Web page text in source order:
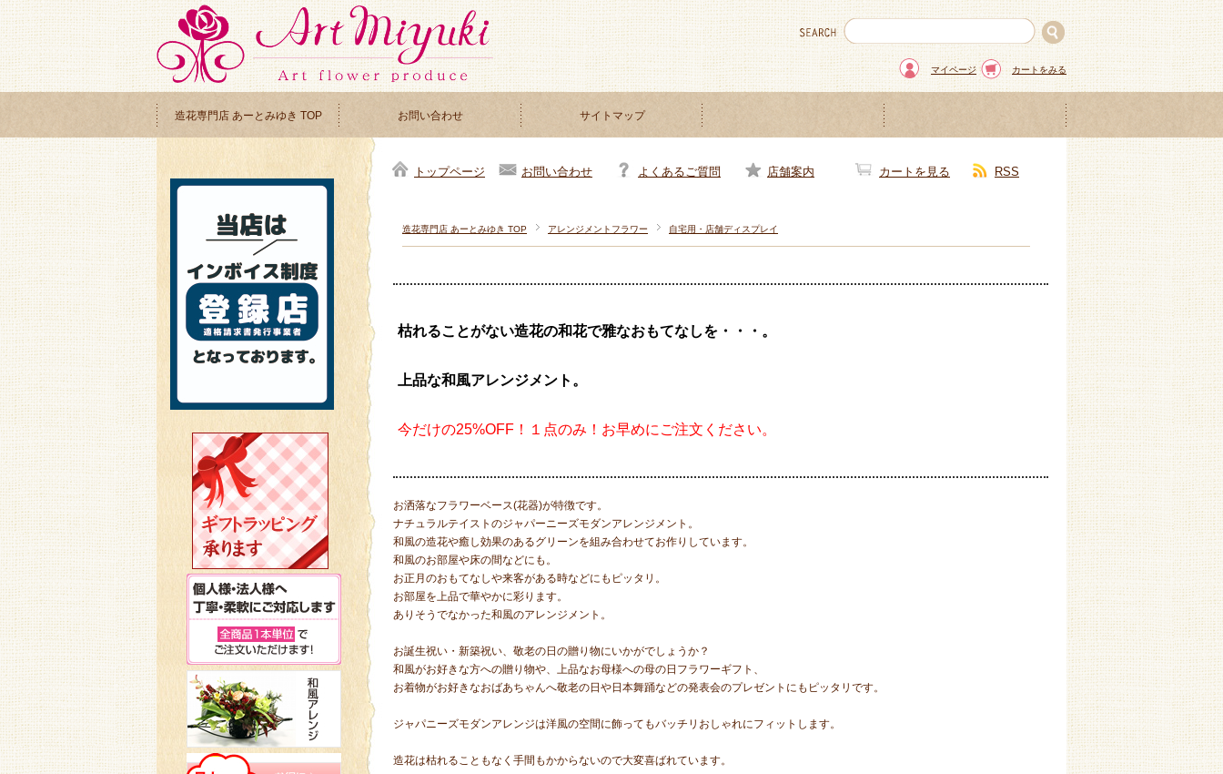
マイページ カートをみる
造花専門店 あーとみゆき TOP お問い合わせ サイトマップ
トップページ お問い合わせ よくあるご質問 店舗案内 カートを見る RSS
造花専門店 あーとみゆき TOP アレンジメントフラワー 自宅用・店舗ディスプレイ
枯れることがない造花の和花で雅なおもてなしを・・・。
上品な和風アレンジメント。
今だけの25%OFF！１点のみ！お早めにご注文ください。
お洒落なフラワーベース(花器)が特徴です。
ナチュラルテイストのジャパーニーズモダンアレンジメント。
和風の造花や癒し効果のあるグリーンを組み合わせてお作りしています。
和風のお部屋や床の間などにも。
お正月のおもてなしや来客がある時などにもピッタリ。
お部屋を上品で華やかに彩ります。
ありそうでなかった和風のアレンジメント。
お誕生祝い・新築祝い、敬老の日の贈り物にいかがでしょうか？
和風がお好きな方への贈り物や、上品なお母様への母の日フラワーギフト、
お着物がお好きなおばあちゃんへ敬老の日や日本舞踊などの発表会のプレゼントにもピッタリです。
ジャパニーズモダンアレンジは洋風の空間に飾ってもバッチリおしゃれにフィットします。
造花は枯れることもなく手間もかからないので大変喜ばれています。